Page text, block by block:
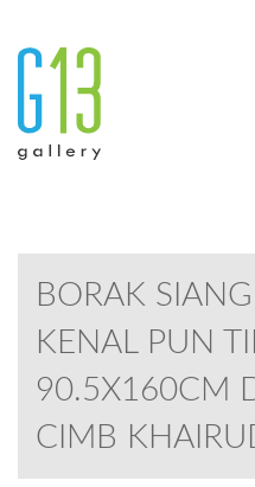
BORAK
KENAL PUN
90.5X160CM
CIMB